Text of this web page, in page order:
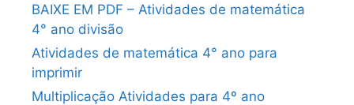
BAIXE EM PDF – Atividades de matemática
4° ano divisão
Atividades de matemática 4° ano para
imprimir
Multiplicação Atividades para 4º ano